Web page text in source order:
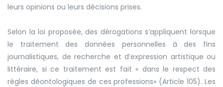
leurs opinions ou leurs décisions prises.
Selon la loi proposée, des dérogations s’appliquent lorsque
le traitement des données personnelles à des fins
journalistiques, de recherche et d’expression artistique ou
littéraire, si ce traitement est fait « dans le respect des
règles déontologiques de ces professions» (Article 105). Les